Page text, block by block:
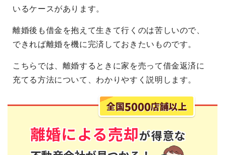
いるケースがあります。
離婚後も借金を抱えて生きて行くのは苦しいので、
できれば離婚を機に完済しておきたいものです。
こちらでは、離婚するときに家を売って借金返済に
充てる方法について、わかりやすく説明します。